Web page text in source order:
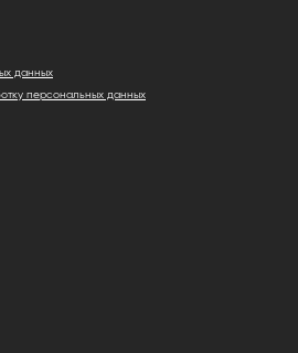
данных
персональных данных